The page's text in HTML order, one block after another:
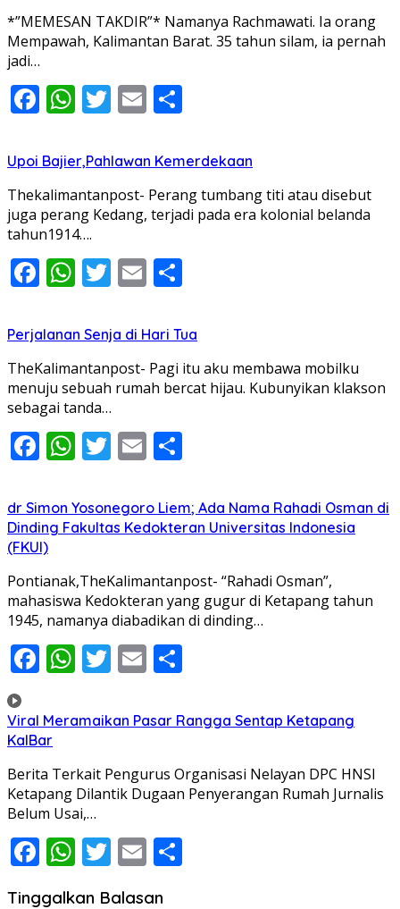
*”MEMESAN TAKDIR”* Namanya Rachmawati. Ia orang
Mempawah, Kalimantan Barat. 35 tahun silam, ia pernah
jadi…
Facebook
WhatsApp
Twitter
Email
Upoi Bajier,Pahlawan Kemerdekaan
Thekalimantanpost- Perang tumbang titi atau disebut
juga perang Kedang, terjadi pada era kolonial belanda
tahun1914….
Facebook
WhatsApp
Twitter
Email
Perjalanan Senja di Hari Tua
TheKalimantanpost- Pagi itu aku membawa mobilku
menuju sebuah rumah bercat hijau. Kubunyikan klakson
sebagai tanda…
Facebook
WhatsApp
Twitter
Email
dr Simon Yosonegoro Liem; Ada Nama Rahadi Osman di
Dinding Fakultas Kedokteran Universitas Indonesia
(FKUI)
Pontianak,TheKalimantanpost- “Rahadi Osman”,
mahasiswa Kedokteran yang gugur di Ketapang tahun
1945, namanya diabadikan di dinding…
Facebook
WhatsApp
Twitter
Email
Viral Meramaikan Pasar Rangga Sentap Ketapang
KalBar
Berita Terkait Pengurus Organisasi Nelayan DPC HNSI
Ketapang Dilantik Dugaan Penyerangan Rumah Jurnalis
Belum Usai,…
Facebook
WhatsApp
Twitter
Email
Tinggalkan Balasan